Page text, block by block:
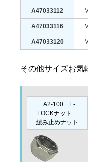
A47033112
A47033116
A47033120
その他サイズお気
A2-100 E-
LOCKナット
緩み止めナット